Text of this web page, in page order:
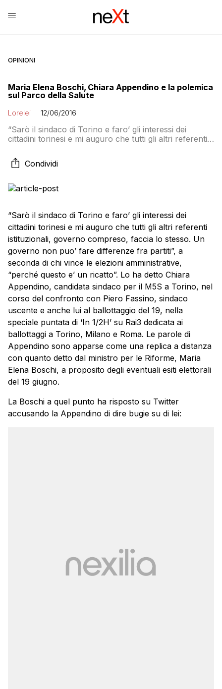
OPINIONI
Maria Elena Boschi, Chiara Appendino e la polemica
sul Parco della Salute
Lorelei 12/06/2016
“Sarò il sindaco di Torino e faro’ gli interessi dei
cittadini torinesi e mi auguro che tutti gli altri referenti
governo non puo’ fare differenze fra partiti”, a
seconda di chi vince le elezioni amministrative,
Appendino, candidata sindaco per […]
Condividi
“Sarò il sindaco di Torino e faro’ gli interessi dei
cittadini torinesi e mi auguro che tutti gli altri referenti
istituzionali, governo compreso, faccia lo stesso. Un
governo non puo’ fare differenze fra partiti”, a
seconda di chi vince le elezioni amministrative,
“perché questo e’ un ricatto”. Lo ha detto Chiara
Appendino, candidata sindaco per il M5S a Torino, nel
corso del confronto con Piero Fassino, sindaco
uscente e anche lui al ballottaggio del 19, nella
speciale puntata di ‘In 1/2H’ su Rai3 dedicata ai
ballottaggi a Torino, Milano e Roma. Le parole di
Appendino sono apparse come una replica a distanza
con quanto detto dal ministro per le Riforme, Maria
Elena Boschi, a proposito degli eventuali esiti elettorali
del 19 giugno.
La Boschi a quel punto ha risposto su Twitter
accusando la Appendino di dire bugie su di lei: